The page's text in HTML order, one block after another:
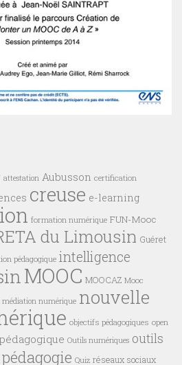
attestation Aubusson certification
creuse e-learning
formation numérique FUN-Mooc
du Limousin Guéret
pédagogique intelligence
MOOC MOOCAZ Mooc
médiation numérique nouvelle
objectifs pédagogiques open
Outils numériques outils
pédagogie Quiz réseaux sociaux